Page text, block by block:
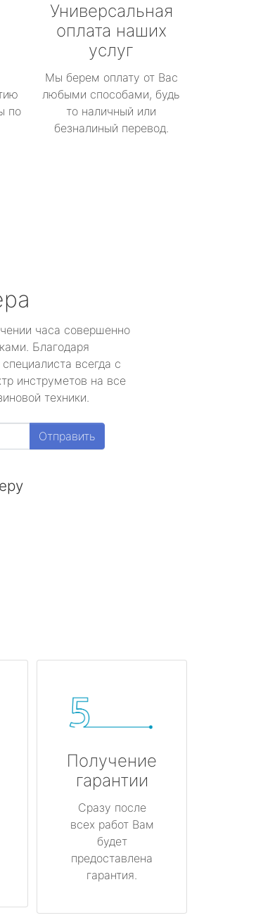
по
Универсальная
оплата наших
услуг
Мы берем оплату от Вас
любыми способами, будь
то наличный или
безналиный перевод.
часа совершенно
Благодаря
всегда с
инструметов на все
техники.
Отправить
Получение
гарантии
Сразу после
всех работ Вам
будет
предоставлена
гарантия.